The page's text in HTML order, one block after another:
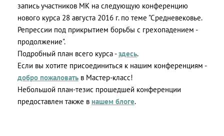
запись участников МК на следующую конференцию
нового курса 28 августа 2016 г. по теме "Средневековье.
Репрессии под прикрытием борьбы с грехопадением -
продолжение".
Подробный план всего курса -здесь.
Если вы хотите присоединиться к нашим конференциям -
добро пожаловать в Мастер-класс!
Небольшой план-тезис прошедшей конференции
предоставлен также в нашем блоге.